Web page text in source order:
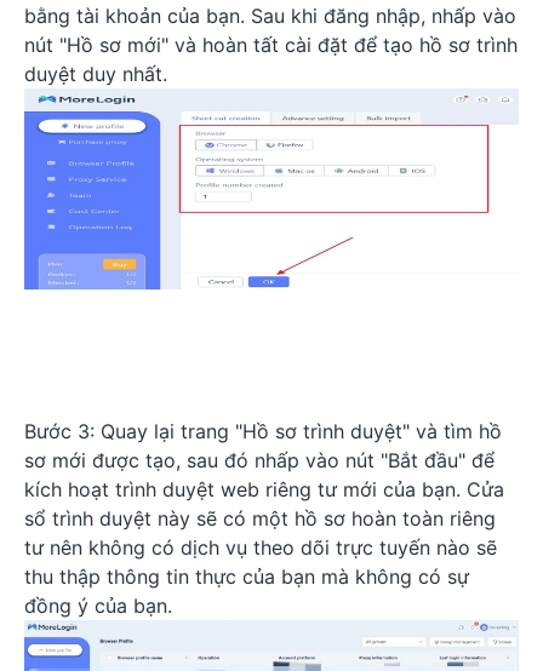
bằng tài khoản của bạn. Sau khi đăng nhập, nhấp vào
nút "Hồ sơ mới" và hoàn tất cài đặt để tạo hồ sơ trình
duyệt duy nhất.
Bước 3: Quay lại trang "Hồ sơ trình duyệt" và tìm hồ
sơ mới được tạo, sau đó nhấp vào nút "Bắt đầu" để
kích hoạt trình duyệt web riêng tư mới của bạn. Cửa
sổ trình duyệt này sẽ có một hồ sơ hoàn toàn riêng
tư nên không có dịch vụ theo dõi trực tuyến nào sẽ
thu thập thông tin thực của bạn mà không có sự
đồng ý của bạn.